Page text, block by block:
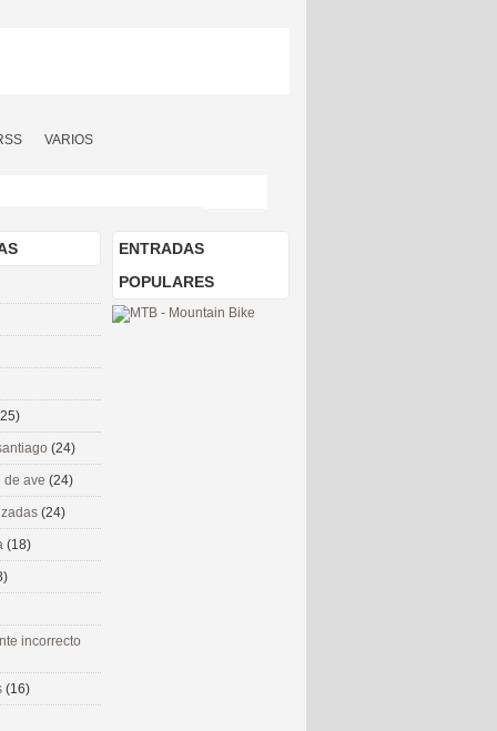
VARIOS
ENTRADAS
POPULARES
(24)
de ave (24)
(24)
(18)
incorrecto
(16)